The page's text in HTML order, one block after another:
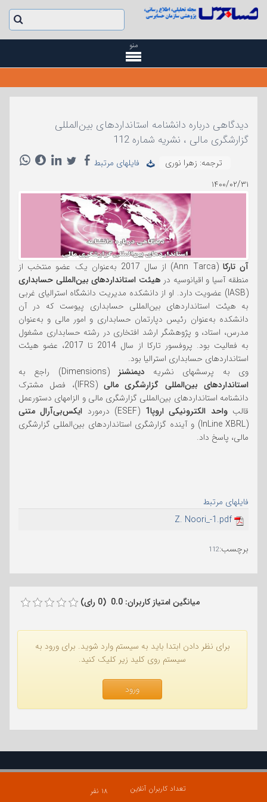
منو
دیدگا‌هی درباره دانشنامه استانداردهای بین‌المللی
گزارشگری مالی ، نشریه شماره 112
ترجمه: زهرا نوری
فایلهای مرتبط
۱۴۰۰/۰۲/۳۱
آن تارکا
(Ann Tarca) از سال 2017 به‌عنوان یک عضو منتخب از
منطقه آسیا و اقیانوسیه در هیئت استانداردهای بین‌المللی حسابداری
(IASB) عضویت دارد. او از دانشکده مدیریت دانشگاه استرالیای غربی
به هیئت استانداردهای بین‌المللی حسابداری پیوست که در آن
دانشکده به‌عنوان رئیس دپارتمان حسابداری و امور مالی و به‌عنوان
مدرس، استاد، و پژوهشگر ارشد افتخاری در رشته حسابداری مشغول
به فعالیت بود. پروفسور تارکا از سال 2014 تا 2017، عضو هیئت
استانداردهای حسابداری استرالیا بود.
وی به پرسشهای نشریه دیمنشنز(Dimensions) راجع به
استانداردهای بین‌المللی گزارشگری مالی
(IFRS)، فصل مشترک
دانشنامه استانداردهای بین‌المللی گزارشگری مالی و الزامهای دستورعمل
قالب واحد الکترونیکی اروپا1 (ESEF) درمورد
ایکس‌بی‌آرال متنی
(InLine XBRL) و آینده گزارشگری استانداردهای بین‌المللی گزارشگری
مالی، پاسخ داد.
فایلهای مرتبط
Z. Noori_-1.pdf
برچسب:
112
میانگین امتیاز کاربران: 0.0 (0 رای)
برای نظر دادن ابتدا باید به سیستم وارد شوید. برای ورود به
سیستم روی کلید زیر کلیک کنید.
ورود
تعداد کاربران آنلاین ۱۸ نفر